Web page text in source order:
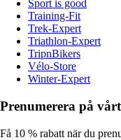
Sport is good
Training-Fit
Trek-Expert
Triathlon-Expert
TripnBikers
Vélo-Store
Winter-Expert
Prenumerera på
Få 10 % rabatt när du